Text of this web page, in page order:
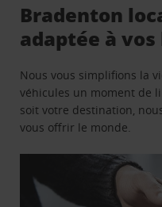
Bradenton
adaptée à vos
Nous vous simplifions la
véhicules un moment de
soit votre destination,
vous offrir le monde.